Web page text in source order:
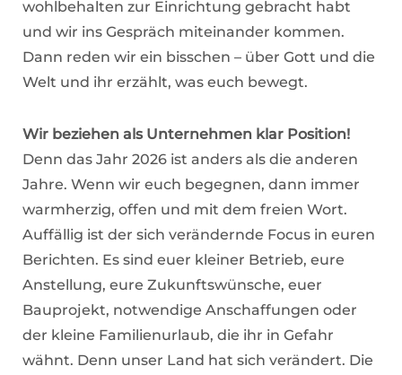
wohlbehalten zur Einrichtung gebracht habt
und wir ins Gespräch miteinander kommen.
Dann reden wir ein bisschen – über Gott und die
Welt und ihr erzählt, was euch bewegt.
Wir beziehen als Unternehmen klar Position!
Denn das Jahr 2026 ist anders als die anderen
Jahre. Wenn wir euch begegnen, dann immer
warmherzig, offen und mit dem freien Wort.
Auffällig ist der sich verändernde Focus in euren
Berichten. Es sind euer kleiner Betrieb, eure
Anstellung, eure Zukunftswünsche, euer
Bauprojekt, notwendige Anschaffungen oder
der kleine Familienurlaub, die ihr in Gefahr
wähnt. Denn unser Land hat sich verändert. Die